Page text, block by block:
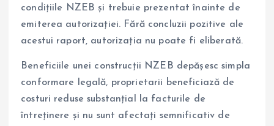
condițiile NZEB și trebuie prezentat înainte de
emiterea autorizației. Fără concluzii pozitive ale
acestui raport, autorizația nu poate fi eliberată.
Beneficiile unei construcții NZEB depășesc simpla
conformare legală, proprietarii beneficiază de
costuri reduse substanțial la facturile de
întreținere și nu sunt afectați semnificativ de